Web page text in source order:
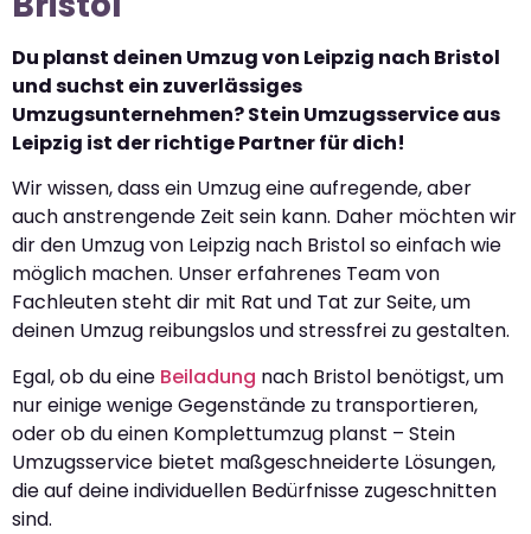
Du planst deinen Umzug von Leipzig nach Bristol
und suchst ein zuverlässiges
Umzugsunternehmen? Stein Umzugsservice aus
Leipzig ist der richtige Partner für dich!
Wir wissen, dass ein Umzug eine aufregende, aber
auch anstrengende Zeit sein kann. Daher möchten wir
dir den Umzug von Leipzig nach Bristol so einfach wie
möglich machen. Unser erfahrenes Team von
Fachleuten steht dir mit Rat und Tat zur Seite, um
deinen Umzug reibungslos und stressfrei zu gestalten.
Egal, ob du eine Beiladung nach Bristol benötigst, um
nur einige wenige Gegenstände zu transportieren,
oder ob du einen Komplettumzug planst – Stein
Umzugsservice bietet maßgeschneiderte Lösungen,
die auf deine individuellen Bedürfnisse zugeschnitten
sind.